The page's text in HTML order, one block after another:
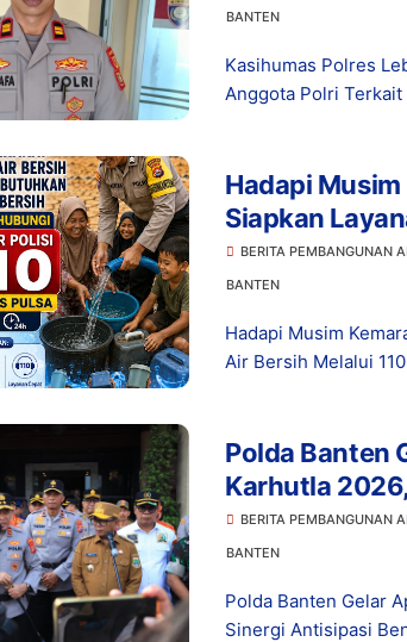
Banten
BANTEN
Kasihumas Polres
Anggota Polri Terkait
Hadapi
Siapkan
110
BERITA PEMBANGUNAN
BANTEN
Hadapi Musim
Air Bersih Melalui
Polda Banten
Karhutla
Bencana
BERITA PEMBANGUNAN
BANTEN
Polda Banten Gelar
Sinergi Antisipasi